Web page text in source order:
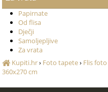
Papirnate
Od flisa
Dječji
Samoljepljive
Za vrata
Kupiti.hr› Foto tapete› Flis
360x270 cm